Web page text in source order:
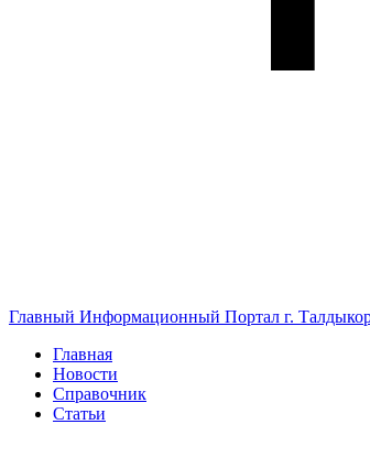
Главный Информационный Портал г.
Главная
Новости
Справочник
Статьи